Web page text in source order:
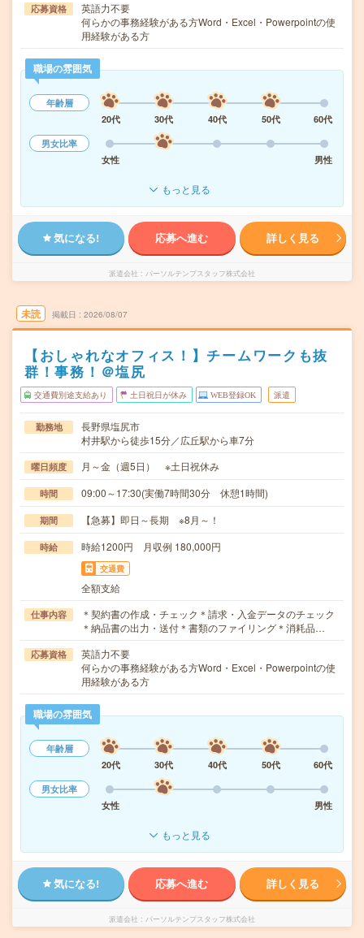
応募資格
英語力不要
何らかの事務経験がある方Word・Excel・Powerpointの使
用経験がある方
職場の雰囲気
年齢層
20代
30代 40代 50代
60代
男女比率
女性
男性
もっと見る
気になる! 応募へ進む 詳しく見る
派遣会社 パーソルテンプスタッフ株式会社
未読 掲載日 2026/08/07
【おしゃれなオフィス！】チームワークも抜
群！事務！＠塩尻
交通費別途支給あり 土日祝日が休み WEB登録OK 派遣
勤務地
長野県塩尻市
村井駅から徒歩15分／広丘駅から車7分
曜日頻度 月～金（週5日） ※土日祝休み
時間 09:00～17:30(実働7時間30分 休憩1時間)
期間 【急募】即日～長期 ※8月～！
時給 時給1200円 月収例 180,000円
交通費
全額支給
仕事内容
＊契約書の作成・チェック＊請求・入金データのチェック
＊納品書の出力・送付＊書類のファイリング＊消耗品…
応募資格
英語力不要
何らかの事務経験がある方Word・Excel・Powerpointの使
用経験がある方
職場の雰囲気
年齢層
20代
30代 40代 50代
60代
男女比率
女性
男性
もっと見る
気になる! 応募へ進む 詳しく見る
派遣会社 パーソルテンプスタッフ株式会社